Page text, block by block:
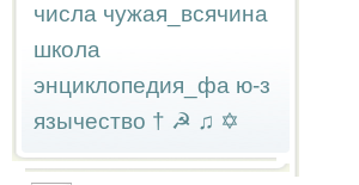
числа чужая_всячина
школа
энциклопедия_фа ю-з
язычество † ☭ ♫ ✡